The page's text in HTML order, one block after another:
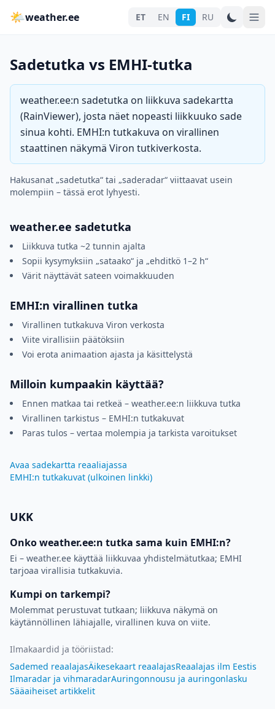
🌤weather.ee ET EN FI RU
Sadetutka vs EMHI-tutka
weather.ee:n sadetutka on liikkuva sadekartta
(RainViewer), josta näet nopeasti liikkuuko sade
sinua kohti. EMHI:n tutkakuva on virallinen
staattinen näkymä Viron tutkiverkosta.
Hakusanat „sadetutka“ tai „saderadar“ viittaavat usein
molempiin – tässä erot lyhyesti.
weather.ee sadetutka
Liikkuva tutka ~2 tunnin ajalta
Sopii kysymyksiin „sataako“ ja „ehditkö 1–2 h“
Värit näyttävät sateen voimakkuuden
EMHI:n virallinen tutka
Virallinen tutkakuva Viron verkosta
Viite virallisiin päätöksiin
Voi erota animaation ajasta ja käsittelystä
Milloin kumpaakin käyttää?
Ennen matkaa tai retkeä – weather.ee:n liikkuva tutka
Virallinen tarkistus – EMHI:n tutkakuvat
Paras tulos – vertaa molempia ja tarkista varoitukset
Avaa sadekartta reaaliajassa
EMHI:n tutkakuvat (ulkoinen linkki)
UKK
Onko weather.ee:n tutka sama kuin EMHI:n?
Ei – weather.ee käyttää liikkuvaa yhdistelmätutkaa; EMHI
tarjoaa virallisia tutkakuvia.
Kumpi on tarkempi?
Molemmat perustuvat tutkaan; liikkuva näkymä on
käytännöllinen lähiajalle, virallinen kuva on viite.
Ilmakaardid ja tööriistad:
Sademed reaalajasÄikesekaart reaalajasReaalajas ilm Eestis
Ilmaradar ja vihmaradarAuringonnousu ja auringonlasku
Sääaiheiset artikkelit